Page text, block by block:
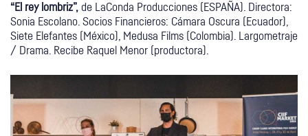
“El rey lombriz”, de LaConda Producciones (ESPAÑA). Directora:
Sonia Escolano. Socios Financieros: Cámara Oscura (Ecuador),
Siete Elefantes (México), Medusa Films (Colombia). Largometraje
/ Drama. Recibe Raquel Menor (productora).